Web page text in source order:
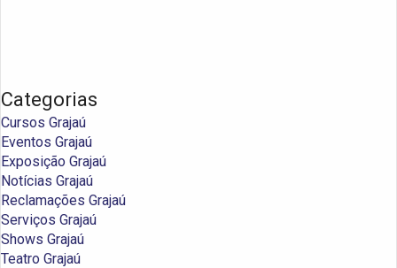
Categorias
Cursos Grajaú
Eventos Grajaú
Exposição Grajaú
Notícias Grajaú
Reclamações Grajaú
Serviços Grajaú
Shows Grajaú
Teatro Grajaú